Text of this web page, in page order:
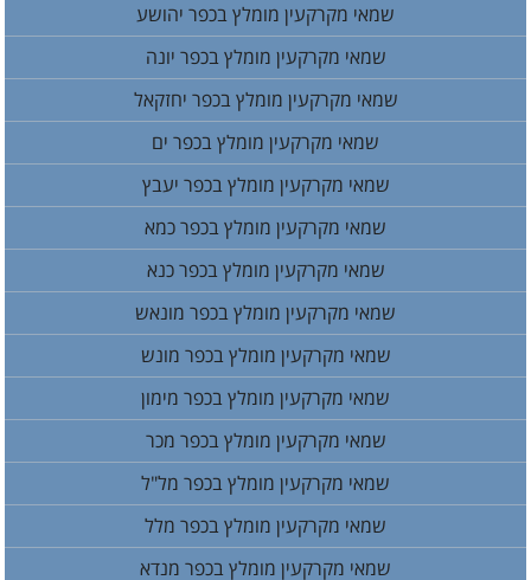
שמאי מקרקעין מומלץ בכפר יהושע
שמאי מקרקעין מומלץ בכפר יונה
שמאי מקרקעין מומלץ בכפר יחזקאל
שמאי מקרקעין מומלץ בכפר ים
שמאי מקרקעין מומלץ בכפר יעבץ
שמאי מקרקעין מומלץ בכפר כמא
שמאי מקרקעין מומלץ בכפר כנא
שמאי מקרקעין מומלץ בכפר מונאש
שמאי מקרקעין מומלץ בכפר מונש
שמאי מקרקעין מומלץ בכפר מימון
שמאי מקרקעין מומלץ בכפר מכר
שמאי מקרקעין מומלץ בכפר מל"ל
שמאי מקרקעין מומלץ בכפר מלל
שמאי מקרקעין מומלץ בכפר מנדא